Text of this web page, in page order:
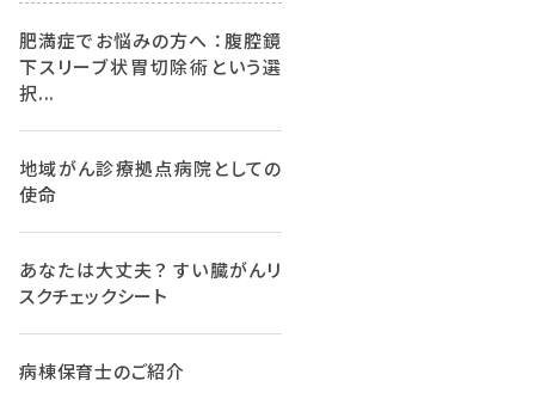
肥満症でお悩みの方へ ：腹腔鏡
下スリーブ状胃切除術という選
択...
地域がん診療拠点病院としての
使命
あなたは大丈夫？ すい臓がんリ
スクチェックシート
病棟保育士のご紹介